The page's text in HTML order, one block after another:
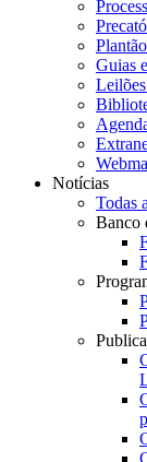
Guias
Notícias
Todas
Banco